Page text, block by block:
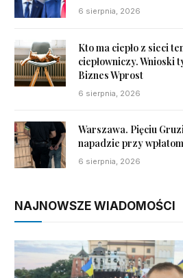
6 sierpnia, 2026
Kto ma ciepło z sieci
ciepłowniczy. Wnioski
Biznes Wprost
6 sierpnia, 2026
Warszawa. Pięciu
napadzie przy
6 sierpnia, 2026
NAJNOWSZE WIADOMOŚCI